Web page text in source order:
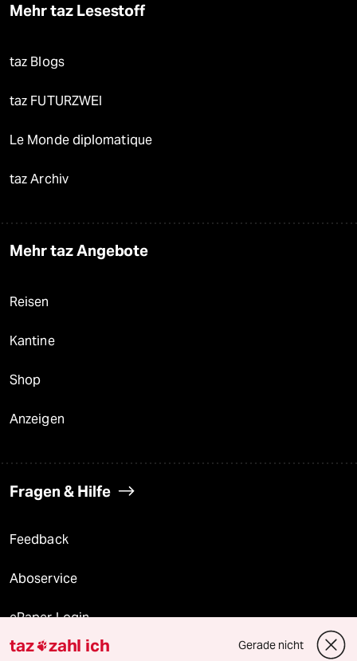
Mehr taz Lesestoff
taz Blogs
taz FUTURZWEI
Le Monde diplomatique
taz Archiv
Mehr taz Angebote
Reisen
Kantine
Shop
Anzeigen
Fragen & Hilfe
Feedback
Aboservice
ePaper Login
Downloads für Abonnierende
taz zahl ich Gerade nicht